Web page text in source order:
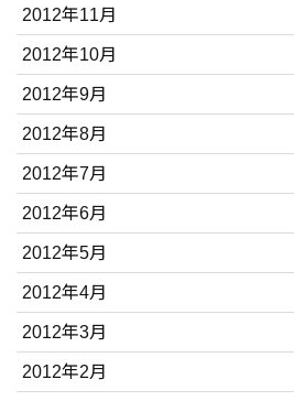
2012年11月
2012年10月
2012年9月
2012年8月
2012年7月
2012年6月
2012年5月
2012年4月
2012年3月
2012年2月